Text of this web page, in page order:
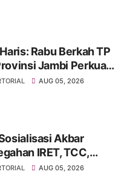
Rabu Berkah TP
Jambi Perkuat
Keuangan dan
AUG 05, 2026
Akbar
IRET, TCC,
dan Bahaya
AUG 05, 2026